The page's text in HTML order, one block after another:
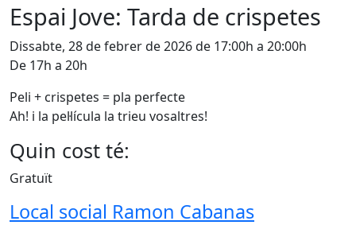
Espai Jove: Tarda de crispetes
Dissabte, 28 de febrer de 2026 de 17:00h a 20:00h
De 17h a 20h
Peli + crispetes = pla perfecte
Ah! i la pel·lícula la trieu vosaltres!
Quin cost té:
Gratuït
Local social Ramon Cabanas